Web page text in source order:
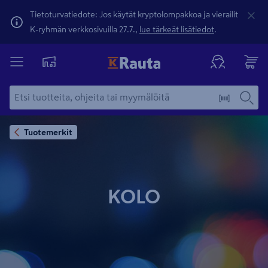
Tietoturvatiedote: Jos käytät kryptolompakkoa ja vierailit
K-ryhmän verkkosivuilla 27.7., lue tärkeät lisätiedot.
Tuotemerkit
KOLO